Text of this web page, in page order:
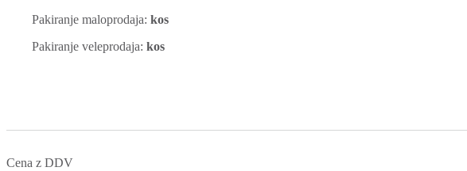
Pakiranje maloprodaja: kos
Pakiranje veleprodaja: kos
Cena z DDV